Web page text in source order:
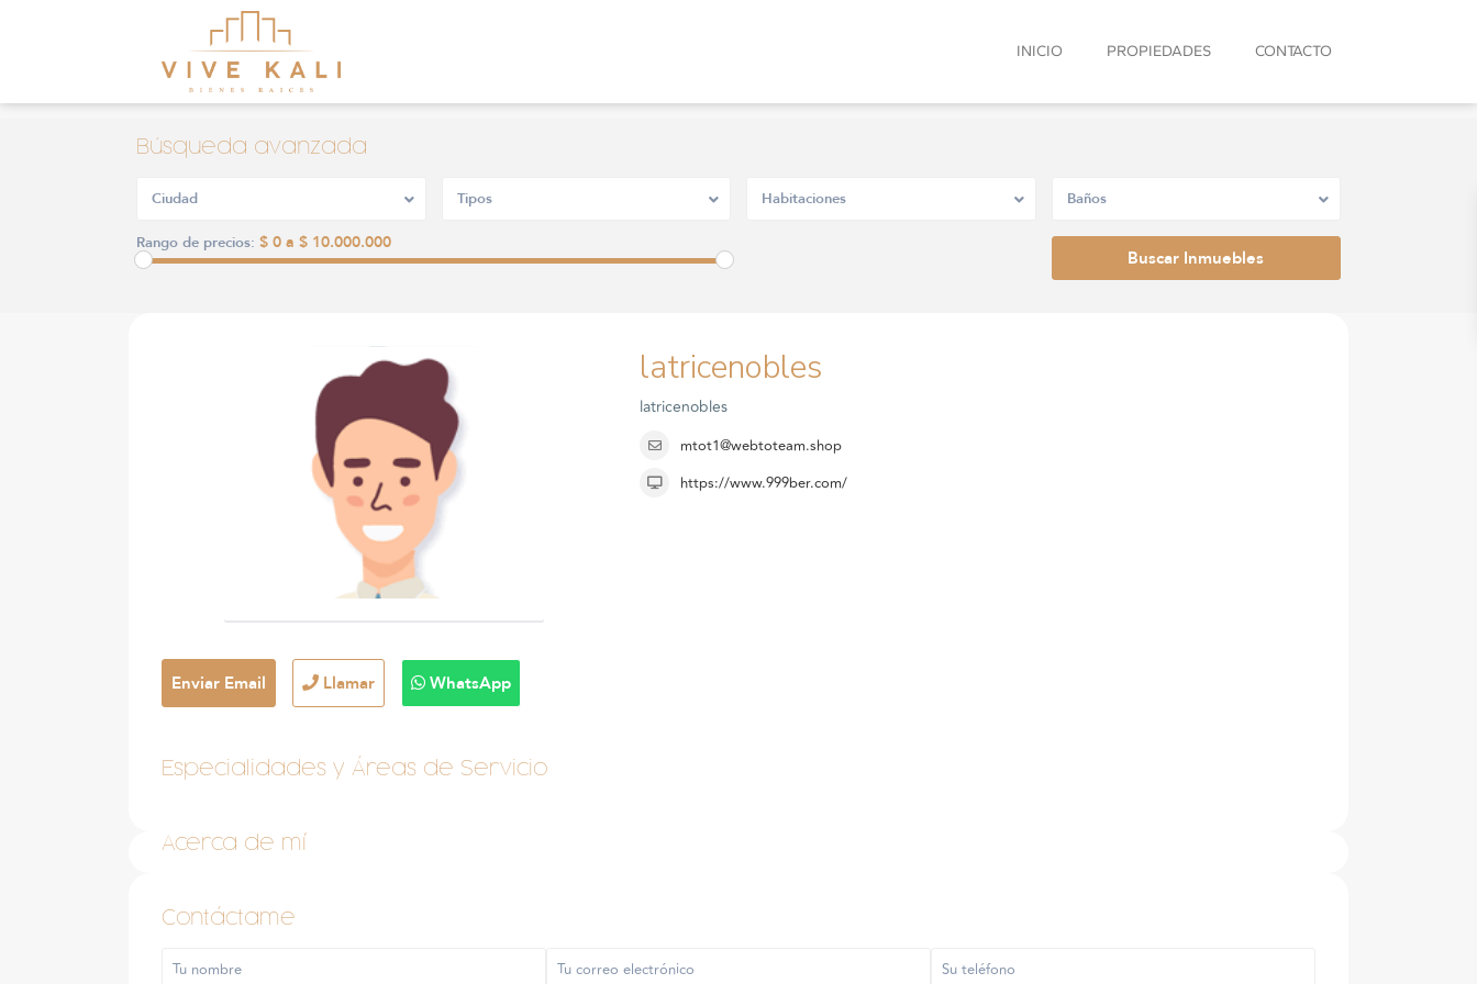
INICIO PROPIEDADES CONTACTO
Búsqueda avanzada
Ciudad Tipos Habitaciones Baños
Rango de precios: $ 0 a $ 10.000.000
latricenobles
latricenobles
mtot1@webtoteam.shop
https://www.999ber.com/
Enviar Email Llamar WhatsApp
Especialidades y Áreas de Servicio
Acerca de mí
Contáctame